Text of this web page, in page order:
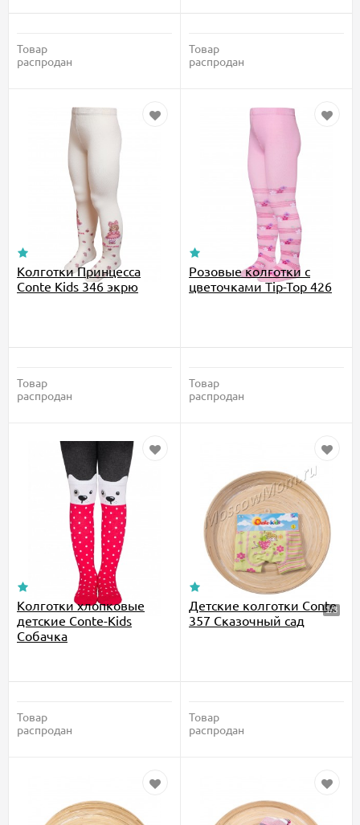
Товар
распродан
Товар
распродан
Колготки Принцесса
Conte Kids 346 экрю
Товар
распродан
Розовые колготки с
цветочками Tip-Top 426
Товар
распродан
Колготки хлопковые
детские Conte-Kids
Собачка
Товар
распродан
Детские колготки Conte
357 Cказочный сад
Товар
распродан